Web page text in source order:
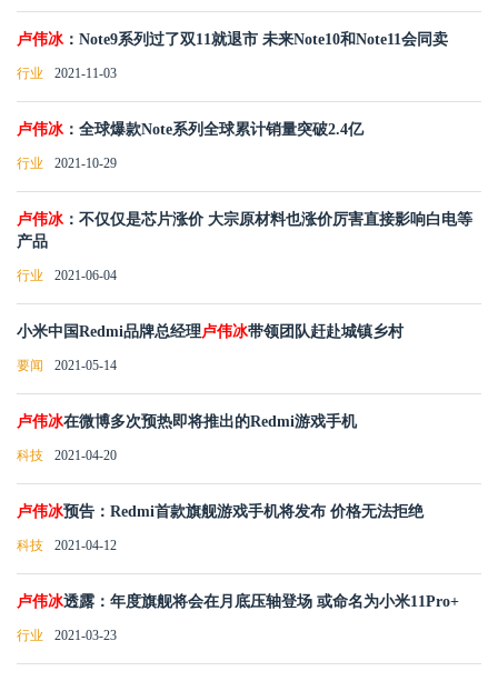
卢伟冰：Note9系列过了双11就退市 未来Note10和Note11会同卖
行业 2021-11-03
卢伟冰：全球爆款Note系列全球累计销量突破2.4亿
行业 2021-10-29
卢伟冰：不仅仅是芯片涨价 大宗原材料也涨价厉害直接影响白电等
产品
行业 2021-06-04
小米中国Redmi品牌总经理卢伟冰带领团队赶赴城镇乡村
要闻 2021-05-14
卢伟冰在微博多次预热即将推出的Redmi游戏手机
科技 2021-04-20
卢伟冰预告：Redmi首款旗舰游戏手机将发布 价格无法拒绝
科技 2021-04-12
卢伟冰透露：年度旗舰将会在月底压轴登场 或命名为小米11Pro+
行业 2021-03-23